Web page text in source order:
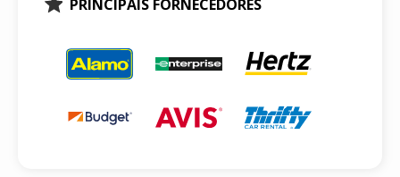
PRINCIPAIS FORNECEDORES